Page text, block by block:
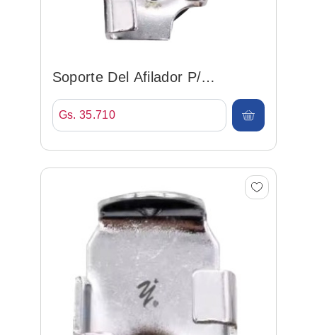
Soporte Del Afilador P/
Cortadora De 8
Gs. 35.710